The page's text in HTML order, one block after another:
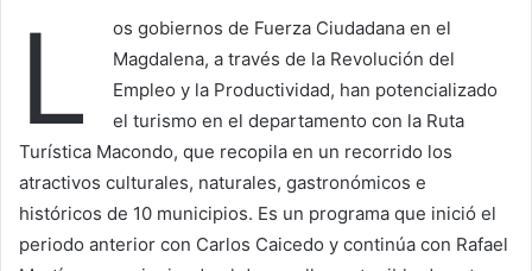
L
os gobiernos de Fuerza Ciudadana en el
Magdalena, a través de la Revolución del
Empleo y la Productividad, han potencializado
el turismo en el departamento con la Ruta
Turística Macondo, que recopila en un recorrido los
atractivos culturales, naturales, gastronómicos e
históricos de 10 municipios. Es un programa que inició el
periodo anterior con Carlos Caicedo y continúa con Rafael